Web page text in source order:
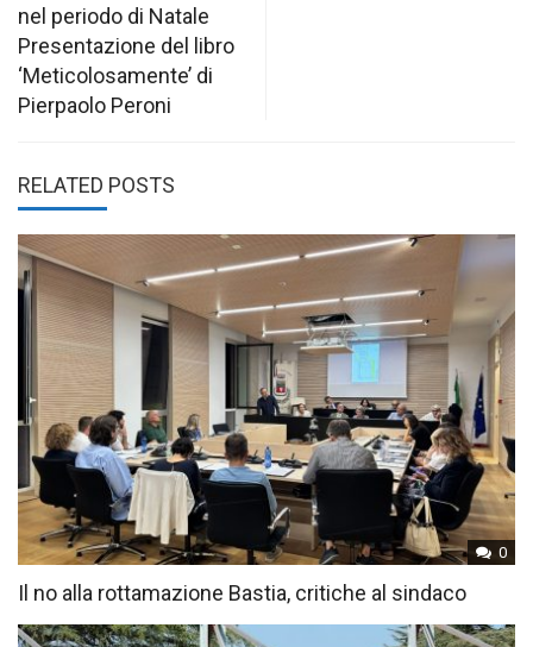
nel periodo di Natale
Presentazione del libro
‘Meticolosamente’ di
Pierpaolo Peroni
RELATED POSTS
0
Il no alla rottamazione Bastia, critiche al sindaco